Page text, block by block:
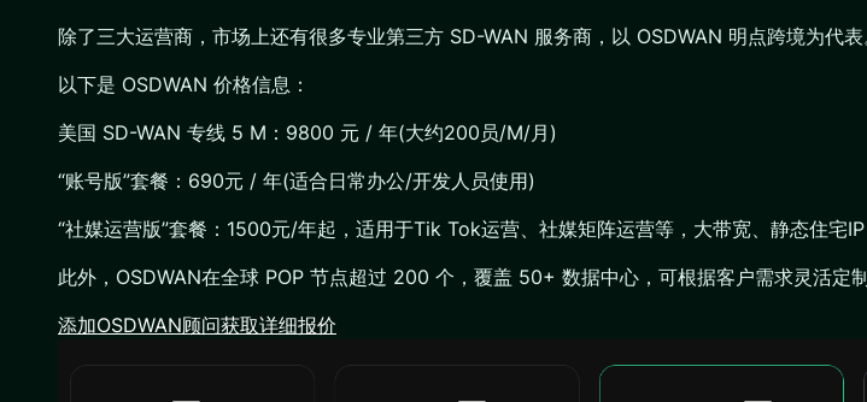
除了三大运营商，市场上还有很多专业第三方 SD-WAN 服务商，以 OSDWAN 明点跨境为代
以下是 OSDWAN 价格信息：
美国 SD-WAN 专线 5 M：9800 元 / 年(大约200员/M/月)
“账号版”套餐：690元 / 年(适合日常办公/开发人员使用)
“社媒运营版”套餐：1500元/年起，适用于Tik Tok运营、社媒矩阵运营等，大带宽、静态住宅IP
此外，OSDWAN在全球 POP 节点超过 200 个，覆盖 50+ 数据中心，可根据客户需求灵活定
添加OSDWAN顾问获取详细报价